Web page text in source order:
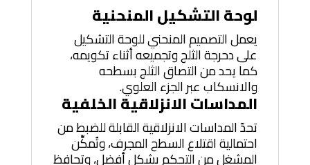
لوحة التشكيل المنحنية
يعمل التصميم المنحني للوحة التشكيل
على دحرجة الثلج وتجميعه أثناء تكويمه،
كما يحد من التصاق الثلج بسطحه
والانسكاب عبر الجزء العلوي.
المداسات الانزلاقية الخلفية
تحدّ المداسات الانزلاقية القابلة للضبط من
احتمالية اقتلاع السطح المجرف، وتُمكِّن
المشغل من التحكم بشكل أفضل، وتحافظ